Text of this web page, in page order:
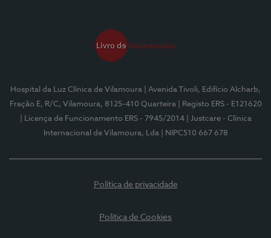
Hospital da Luz Clínica de Vilamoura
| Avenida Tivoli, Edifício Alcharb,
Fração E, R/C, Vilamoura, 8125-410 Quarteira
| Registo ERS - E121620
| Licença de Funcionamento ERS - 7945/2014
| Justcare - Clínica
Internacional de Vilamoura, Lda
| NIPC510 667 678
Política de privacidade
Política de Cookies